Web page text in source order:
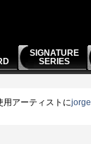
SIGNATURE
SERIES
用アーティストにjorge